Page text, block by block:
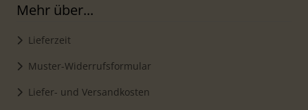
Mehr über...
Lieferzeit
Muster-Widerrufsformular
Liefer- und Versandkosten